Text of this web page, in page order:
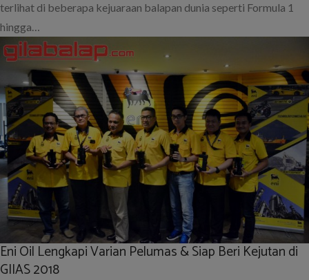
terlihat di beberapa kejuaraan balapan dunia seperti Formula 1
hingga…
Eni Oil Lengkapi Varian Pelumas & Siap Beri Kejutan di
GIIAS 2018